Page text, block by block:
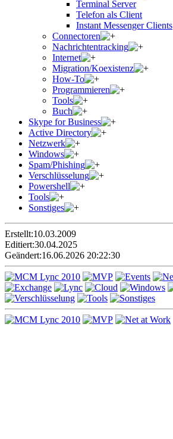
Terminal Server
Telefon als Client
Instant Messenger Clients
Connectoren
Nachrichtentracking
Internet
Migration/Koexistenz
How-To
Programmieren
Tools
Buch
Skype for Business
Active Directory
Netzwerk
Windows
Spam/Phishing
Verschlüsselung
Powershell
Tools
Sonstiges
Erstellt:10.03.2009
Editiert:30.04.2025
Geändert:16.06.2026 20:22:30